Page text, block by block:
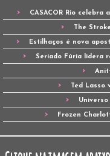
CASACOR Rio celebra
The
Estilhaços é nova
Seriado Fúria lidera
Ted Lasso
Frozen